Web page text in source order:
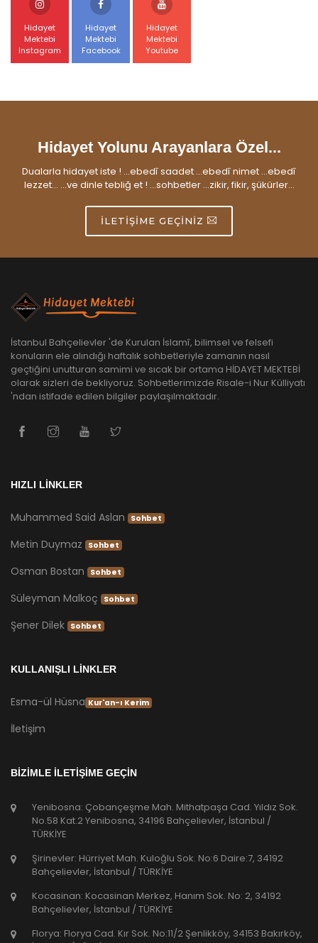
Hidayet
Mektebi
Instagram
Hidayet
Mektebi
Facebook
Hidayet
Mektebi
Youtube
Hidayet Yolunu Arayanlara Özel...
Dualarla hidayet iste ! ...ebedî saadet ...ebedî nimet ...ebedî
lezzet... ...ve dinle tebliğ et ! ...sohbetler ...zikir, fikir, şükürler...
İLETIŞIME GEÇINIZ
İstanbul Bahçelievler 'de Kurulan İslamî, bilimsel ve felsefi
konuların ele alındığı haftalık sohbetleriyle zamanın nasıl
geçtiğini unutturan samimi ve sıcak bir ortama HİDAYET MEKTEBİ
olarak sizleri de bekliyoruz. Sohbetlerimizde Risale-i Nur Külliyatı
'ndan istifade edilen bilgiler paylaşılmaktadır.
HIZLI LİNKLER
Muhammed Said Aslan Sohbet
Metin Duymaz Sohbet
Osman Bostan Sohbet
Süleyman Malkoç Sohbet
Şener Dilek Sohbet
KULLANIŞLI LİNKLER
Esma-ül Hüsna Kur'an-ı Kerim
İletişim
BİZİMLE İLETİŞİME GEÇİN
Yenibosna: Çobançeşme Mah. Mithatpaşa Cad. Yıldız Sok.
No.58 Kat.2 Yenibosna, 34196 Bahçelievler, İstanbul /
TÜRKİYE
Şirinevler: Hürriyet Mah. Kuloğlu Sok. No:6 Daire:7, 34192
Bahçelievler, İstanbul / TÜRKİYE
Kocasinan: Kocasinan Merkez, Hanım Sok. No: 2, 34192
Bahçelievler, İstanbul / TÜRKİYE
Florya: Florya Cad. Kır Sok. No:11/2 Şenlikköy, 34153 Bakırköy,